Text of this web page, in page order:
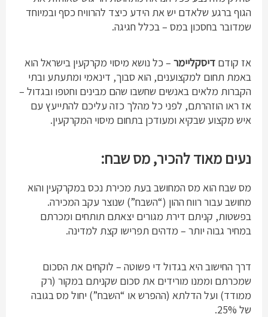
הגוף ברגע שלאדם יש את הידע כיצד להרוויח כסף ובמיוחד
שמדובר בחסכון במס – בכלל חגיגה.
אז קודםדיסקליימר – כל נושא מיסוי מקרקעין בישראל הוא
באמת תחום למקצוענים, הוא סבוך, דינאמי ומתעתע ובתי
הקברות מלאים באנשים שחשבו שהם מבינים וחטפו ובגדול –
אז ראו הוזהרתם, לפני כל מהלך כזה עליכם להתייעץ עם
איש מקצוע שבקיא ומעודכן בתחום מיסוי המקרקעין.
נעים מאוד להכיר, מס שבח:
מס שבח הוא מס המחושב בעת מכירת נכס במקרקעין והוא
מחושב עבור רווח ההון (“השבח”) שנוצר עקב המכירה.
בפשטות, קניתם דירת מגורים יצאתם תותחים ומכרתם
במחיר גבוה יותר – מדהים תפרישו קצת למדינה.
דרך החישוב היא בגדול די פשוטה – לוקחים את הסכום
שמכרתם וממנו מורידים את סכום שקניתם במקור (רק
ממודד) ועל הדלתא (ההפרש או “השבח”) יחול מס בגובה
של 25%.